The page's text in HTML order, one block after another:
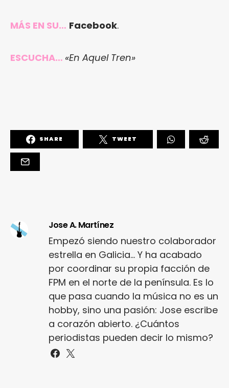
MÁS EN SU… Facebook.
ESCUCHA… «En Aquel Tren»
SHARE TWEET
Jose A. Martínez
Empezó siendo nuestro colaborador
estrella en Galicia... Y ha acabado
por coordinar su propia facción de
FPM en el norte de la península. Es lo
que pasa cuando la música no es un
hobby, sino una pasión: Jose escribe
a corazón abierto. ¿Cuántos
periodistas pueden decir lo mismo?